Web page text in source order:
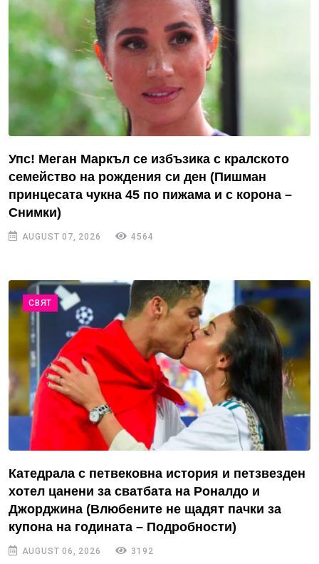
Упс! Меган Маркъл се избъзика с кралското
семейство на рождения си ден (Пишман
принцесата чукна 45 по пижама и с корона –
Снимки)
AUGUST 07, 2026 4564
СВЯТ
Катедрала с петвековна история и петзвезден
хотел цанени за сватбата на Роналдо и
Джорджина (Влюбените не щадят пачки за
купона на годината – Подробности)
AUGUST 06, 2026 3192